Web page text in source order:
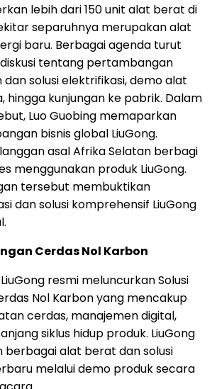
lebih dari 150 unit alat berat di
separuhnya merupakan alat
baru. Berbagai agenda turut
tentang pertambangan
solusi elektrifikasi, demo alat
hingga kunjungan ke pabrik. Dalam
Luo Guobing memaparkan
bisnis global LiuGong.
asal Afrika Selatan berbagi
menggunakan produk LiuGong.
tersebut membuktikan
dan solusi komprehensif LiuGong
Cerdas Nol Karbon
resmi meluncurkan Solusi
Nol Karbon yang mencakup
cerdas, manajemen digital,
siklus hidup produk. LiuGong
berbagai alat berat dan solusi
melalui demo produk secara